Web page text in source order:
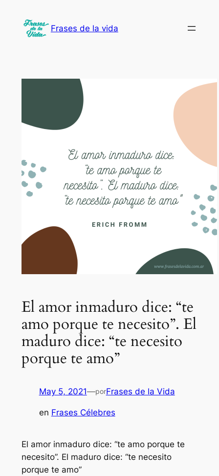
contenido
Frases de la vida
El amor inmaduro dice: “te
amo porque te necesito”. El
maduro dice: “te necesito
porque te amo”
May 5, 2021—porFrases de la Vida
en Frases Célebres
El amor inmaduro dice: “te amo porque te
necesito”. El maduro dice: “te necesito
porque te amo”